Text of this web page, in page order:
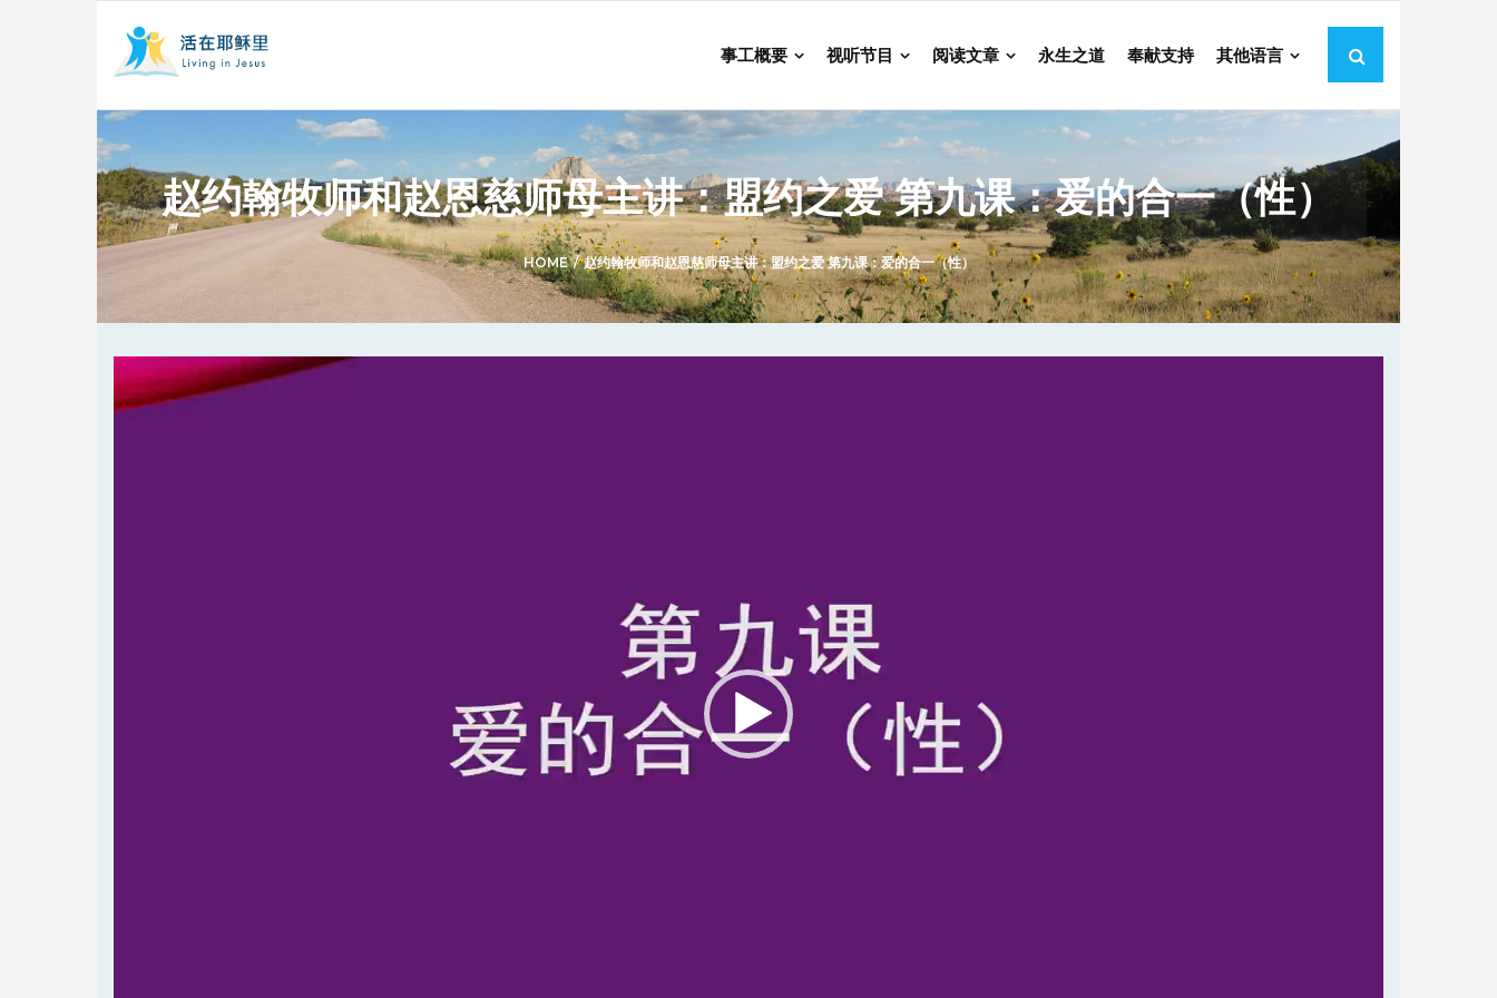
事工概要 视听节目 阅读文章 永生之道 奉献支持 其他语言
赵约翰牧师和赵恩慈师母主讲：盟约之爱 第九课：爱的合一（性）
HOME/赵约翰牧师和赵恩慈师母主讲：盟约之爱 第九课：爱的合一（性）
Video
Player